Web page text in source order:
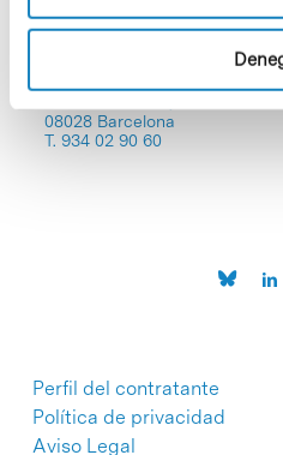
08028 Barcelona
T. 934 02 90 60
Perfil del contratante
Política de privacidad
Aviso Legal